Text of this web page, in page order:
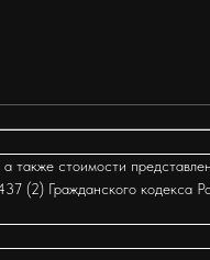
также стоимости
(2) Гражданского кодекса